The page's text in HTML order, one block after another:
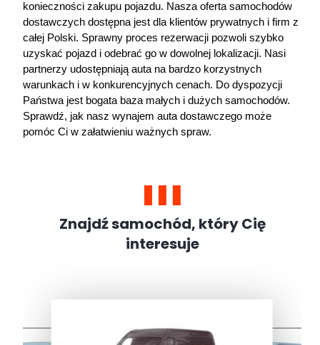
konieczności zakupu pojazdu. Nasza oferta samochodów
dostawczych dostępna jest dla klientów prywatnych i firm z
całej Polski. Sprawny proces rezerwacji pozwoli szybko
uzyskać pojazd i odebrać go w dowolnej lokalizacji. Nasi
partnerzy udostępniają auta na bardzo korzystnych
warunkach i w konkurencyjnych cenach. Do dyspozycji
Państwa jest bogata baza małych i dużych samochodów.
Sprawdź, jak nasz wynajem auta dostawczego może
pomóc Ci w załatwieniu ważnych spraw.
Znajdź samochód, który Cię
interesuje